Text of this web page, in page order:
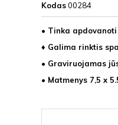
Kodas00284
• Tinka
♦ Galima rinktis
• Graviruojamas
• Matmenys 7,5 x